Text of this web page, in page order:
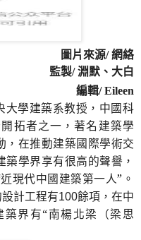
圖片來源/網絡
監製/淵默、大白
編輯/ Eileen
大學建築系教授，中國科
拓者之一，著名建築學
，在推動建築國際學術交
學界享有很高的聲譽，
現代中國建築第一人”。
計工程有100餘項，在中
界有“南楊北梁（梁思